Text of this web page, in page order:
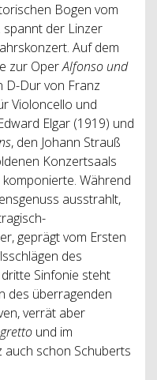
Bogen vom
spannt der Linzer
Auf dem
zur OperAlfonso und
D-Dur von Franz
Violoncello und
Elgar (1919) und
, den Johann Strauß
Konzertsaals
komponierte. Während
ausstrahlt,
geprägt vom Ersten
des
Sinfonie steht
des überragenden
verrät aber
und im
auch schon Schuberts